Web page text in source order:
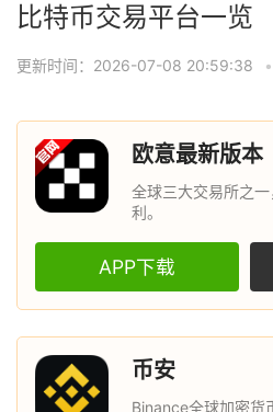
比特币交易平台一览
更新时间：2026-07-08 20:59:38 •
欧意最新版本
全球三大交易所之
利。
APP下载
币安
Binance全球加密货